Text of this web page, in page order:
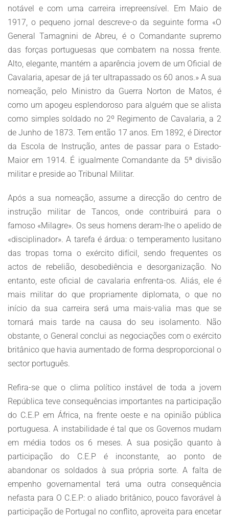
notável e com uma carreira irrepreensível. Em Maio de
1917, o pequeno jornal descreve-o da seguinte forma «O
General Tamagnini de Abreu, é o Comandante supremo
das forças portuguesas que combatem na nossa frente.
Alto, elegante, mantém a aparência jovem de um Oficial de
Cavalaria, apesar de já ter ultrapassado os 60 anos.» A sua
nomeação, pelo Ministro da Guerra Norton de Matos, é
como um apogeu esplendoroso para alguém que se alista
como simples soldado no 2º Regimento de Cavalaria, a 2
de Junho de 1873. Tem então 17 anos. Em 1892, é Director
da Escola de Instrução, antes de passar para o Estado-
Maior em 1914. É igualmente Comandante da 5ª divisão
militar e preside ao Tribunal Militar.
Após a sua nomeação, assume a direcção do centro de
instrução militar de Tancos, onde contribuirá para o
famoso «Milagre». Os seus homens deram-lhe o apelido de
«disciplinador». A tarefa é árdua: o temperamento lusitano
das tropas torna o exército difícil, sendo frequentes os
actos de rebelião, desobediência e desorganização. No
entanto, este oficial de cavalaria enfrenta-os. Aliás, ele é
mais militar do que propriamente diplomata, o que no
início da sua carreira será uma mais-valia mas que se
tornará mais tarde na causa do seu isolamento. Não
obstante, o General conclui as negociações com o exército
britânico que havia aumentado de forma desproporcional o
sector português.
Refira-se que o clima político instável de toda a jovem
República teve consequências importantes na participação
do C.E.P em África, na frente oeste e na opinião pública
portuguesa. A instabilidade é tal que os Governos mudam
em média todos os 6 meses. A sua posição quanto à
participação do C.E.P é inconstante, ao ponto de
abandonar os soldados à sua própria sorte. A falta de
empenho governamental terá uma outra consequência
nefasta para O C.E.P: o aliado britânico, pouco favorável à
participação de Portugal no conflito, aproveita para encetar